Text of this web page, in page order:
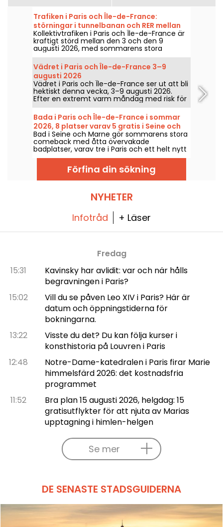
Trafiken i Paris och Île-de-France:
störningar i tunnelbanan och RER mellan
den 3 och 9 augusti 2026
Kollektivtrafiken i Paris och Île-de-France är
kraftigt störd mellan den 3 och den 9
augusti 2026, med sommarens stora
arbeten som särskilt hårt påverkar vissa
linjer, enligt RATP och SNCF.
Vädret i Paris och Île-de-France 3–9
augusti 2026
Vädret i Paris och Île-de-France ser ut att bli
hektiskt denna vecka, 3–9 augusti 2026.
Efter en extremt varm måndag med risk för
åska kommer temperaturerna gradvis att
sjunka innan en återgång till varmare och
soligare väder till helgen.
Bada i Paris och Île-de-France i sommar
2026, 8 platser varav 5 gratis i Seine och
Marne
Bad i Seine och Marne gör sommarens stora
comeback med åtta övervakade
badplatser, varav tre i Paris och ett helt nytt
ställe i Seine-Saint-Denis. De öppnar för
allmänheten redan den 20 juni för vissa och
den 4 juli för andra, fram till slutet av augusti
2026.
Förfina din sökning
NYHETER
Infotråd + Läser
Fredag
15:31
Kavinsky har avlidit: var och när hålls
begravningen i Paris?
15:02
Vill du se påven Leo XIV i Paris? Här är
datum och öppningstiderna för
bokningarna.
13:22
Visste du det? Du kan följa kurser i
konsthistoria på Louvren i Paris
12:48
Notre-Dame-katedralen i Paris firar Marie
himmelsfärd 2026: det kostnadsfria
programmet
11:52
Bra plan 15 augusti 2026, helgdag: 15
gratisutflykter för att njuta av Marias
upptagning i himlen-helgen
Se mer
DE SENASTE STADSGUIDERNA